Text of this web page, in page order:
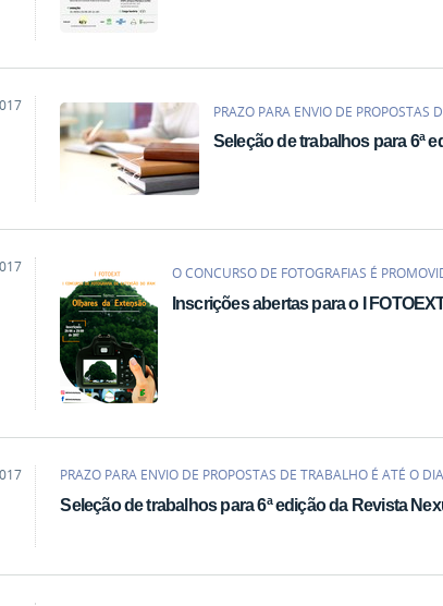
PRAZO PARA ENVIO DE
Seleção de trabalhos para 6ª
O CONCURSO DE FOTOGRAFIAS É
Inscrições abertas para o I
PRAZO PARA ENVIO DE PROPOSTAS DE TRABALHO É ATÉ O
Seleção de trabalhos para 6ª edição da Revista